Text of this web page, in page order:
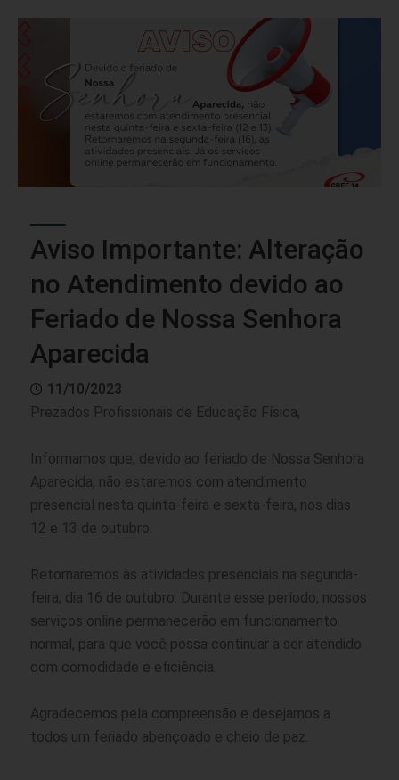
Aviso Importante: Alteração
no Atendimento devido ao
Feriado de Nossa Senhora
Aparecida
11/10/2023
Prezados Profissionais de Educação Física,
Informamos que, devido ao feriado de Nossa Senhora
Aparecida, não estaremos com atendimento
presencial nesta quinta-feira e sexta-feira, nos dias
12 e 13 de outubro.
Retornaremos às atividades presenciais na segunda-
feira, dia 16 de outubro. Durante esse período, nossos
serviços online permanecerão em funcionamento
normal, para que você possa continuar a ser atendido
com comodidade e eficiência.
Agradecemos pela compreensão e desejamos a
todos um feriado abençoado e cheio de paz.